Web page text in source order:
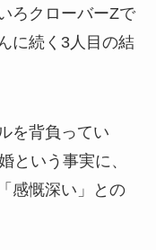
ろクローバーZで
に続く3人目の結
を背負ってい
という事実に、
感慨深い」との